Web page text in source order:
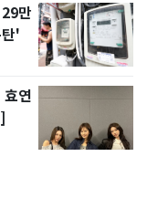
만
'
연